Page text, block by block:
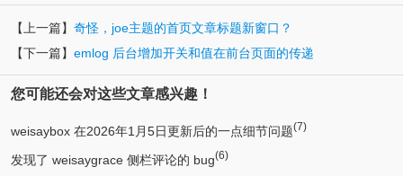
【上一篇】 奇怪，joe主题的首页文章标题新窗口？
【下一篇】 emlog 后台增加开关和值在前台页面的传递
您可能还会对这些文章感兴趣！
weisaybox 在2026年1月5日更新后的一点细节问题(7)
发现了 weisaygrace 侧栏评论的 bug(6)